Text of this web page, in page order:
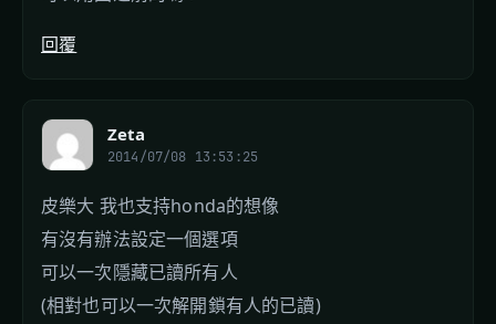
回覆
Zeta
2014/07/08 13:53:25
皮樂大 我也支持honda的想像
有沒有辦法設定一個選項
可以一次隱藏已讀所有人
(相對也可以一次解開鎖有人的已讀)